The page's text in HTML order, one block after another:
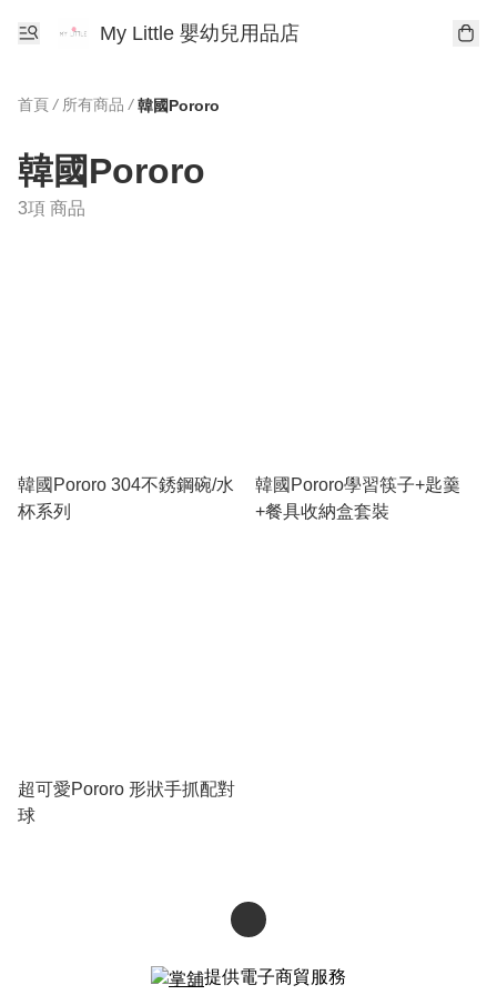
My Little 嬰幼兒用品店
首頁 / 所有商品 / 韓國Pororo
韓國Pororo
3項 商品
韓國Pororo 304不銹鋼碗/水
杯系列
韓國Pororo學習筷子+匙羹
+餐具收納盒套裝
超可愛Pororo 形狀手抓配對
球
提供電子商貿服務